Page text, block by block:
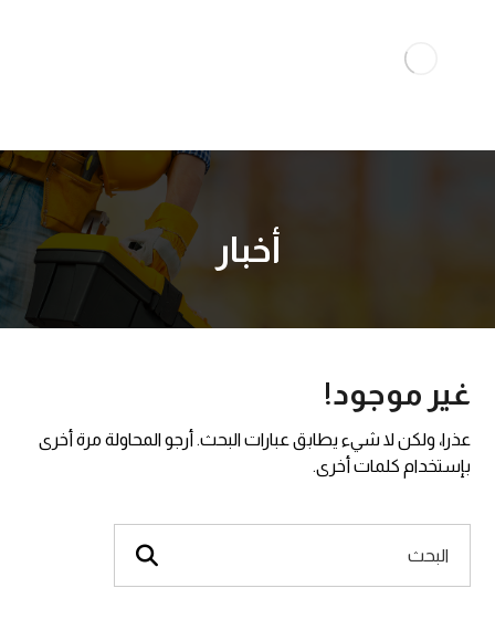
أخبار
غير موجود!
عذرا، ولكن لا شيء يطابق عبارات البحث. أرجو المحاولة مرة أخرى
بإستخدام كلمات أخرى.